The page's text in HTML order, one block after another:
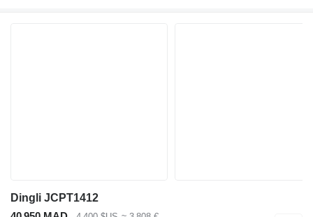
Dingli JCPT1412